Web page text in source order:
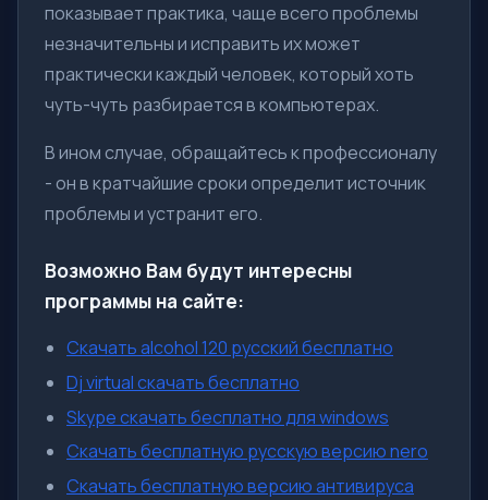
показывает практика, чаще всего проблемы
незначительны и исправить их может
практически каждый человек, который хоть
чуть-чуть разбирается в компьютерах.
В ином случае, обращайтесь к профессионалу
- он в кратчайшие сроки определит источник
проблемы и устранит его.
Возможно Вам будут интересны
программы на сайте:
Скачать alcohol 120 русский бесплатно
Dj virtual скачать бесплатно
Skype скачать бесплатно для windows
Скачать бесплатную русскую версию nero
Скачать бесплатную версию антивируса